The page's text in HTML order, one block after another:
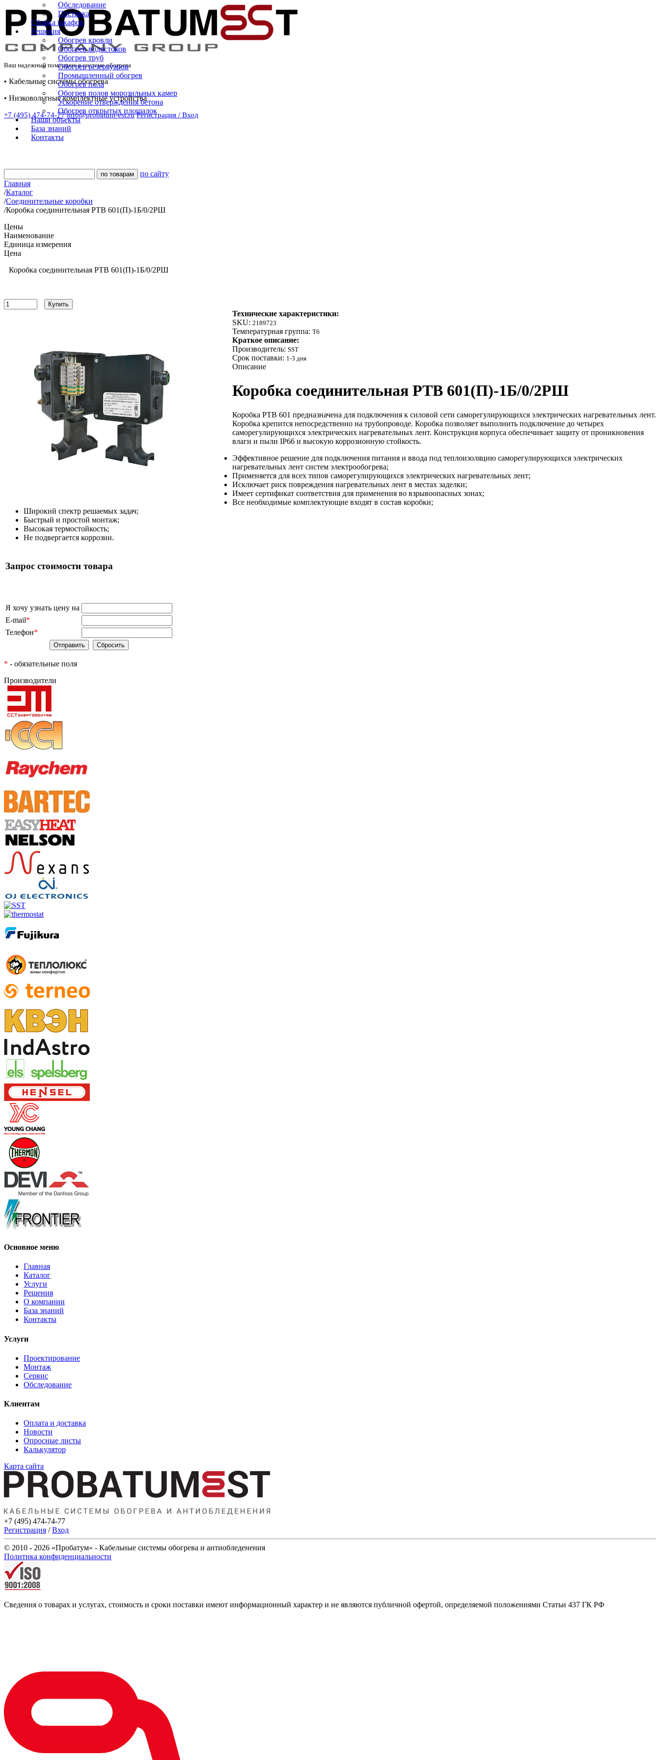
Ваш надежный помощник в системе обогрева
• Кабельные системы обогрева
• Низковольтные комплектные устройства
+7 (495) 474-74-77 info@probatum-est.ru Регистрация / Вход
Обследование
Поставка
Сборка шкафов
Решения
Обогрев кровли
Обогрев водостоков
Обогрев труб
Обогрев резервуаров
Промышленный обогрев
Обогрев пола
Обогрев полов морозильных камер
Ускорение отверждения бетона
Обогрев открытых площадок
Наши объекты
База знаний
Контакты
по сайту
Главная
/Каталог
/Соединительные коробки
/Коробка соединительная РТВ 601(П)-1Б/0/2РШ
Цены
Наименование
Единица измерения
Цена
Коробка соединительная РТВ 601(П)-1Б/0/2РШ
Купить
Технические характеристики:
SKU: 2189723
Температурная группа: Т6
Краткое описание:
Производитель: SST
Срок поставки: 1-3 дня
Описание
Коробка соединительная РТВ 601(П)-1Б/0/2РШ
Коробка РТВ 601 предназначена для подключения к силовой сети саморегулирующихся электрических нагревательных лент.
Коробка крепится непосредственно на трубопроводе. Коробка позволяет выполнить подключение до четырех
саморегулирующихся электрических нагревательных лент. Конструкция корпуса обеспечивает защиту от проникновения
влаги и пыли IP66 и высокую коррозионную стойкость.
Эффективное решение для подключения питания и ввода под теплоизоляцию саморегулирующихся электрических
нагревательных лент систем электрообогрева;
Применяется для всех типов саморегулирующихся электрических нагревательных лент;
Исключает риск повреждения нагревательных лент в местах заделки;
Имеет сертификат соответствия для применения во взрывоопасных зонах;
Все необходимые комплектующие входят в состав коробки;
Широкий спектр решаемых задач;
Быстрый и простой монтаж;
Высокая термостойкость;​
Не подвергается коррозии.
Запрос стоимости товара
Я хочу узнать цену на
E-mail*
Телефон*
* - обязательные поля
Производители
Основное меню
Главная
Каталог
Услуги
Решения
О компании
База знаний
Контакты
Услуги
Проектирование
Монтаж
Сервис
Обследование
Клиентам
Оплата и доставка
Новости
Опросные листы
Калькулятор
Карта сайта
+7 (495) 474-74-77
Регистрация /Вход
© 2010 - 2026 «Пробатум» - Кабельные системы обогрева и антиобледенения
Политика конфиденциальности
Сведения о товарах и услугах, стоимость и сроки поставки имеют информационный характер и не являются публичной офертой, определяемой положениями Статьи 437 ГК РФ